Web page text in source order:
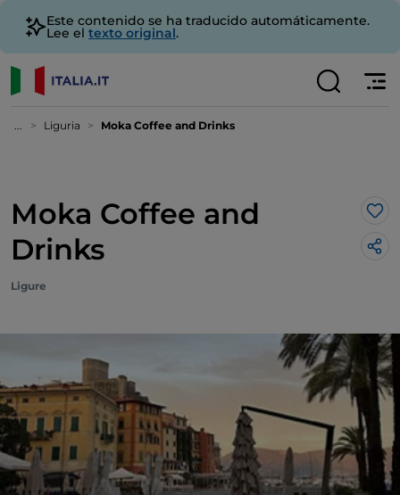
Este contenido se ha traducido automáticamente.
Lee el texto original.
... Liguria Moka Coffee and Drinks
Moka Coffee and
Drinks
Me
Ligure